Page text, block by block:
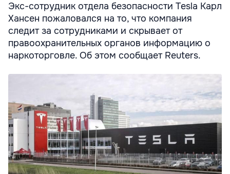
Экс-сотрудник отдела безопасности Tesla Карл
Хансен пожаловался на то, что компания
следит за сотрудниками и скрывает от
правоохранительных органов информацию о
наркоторговле. Об этом сообщает Reuters.